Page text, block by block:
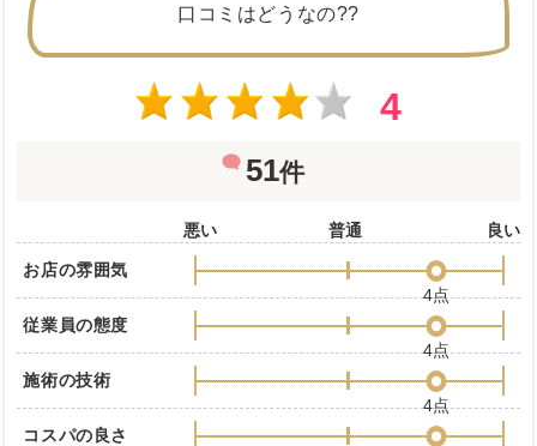
口コミはどうなの??
4
51件
悪い 普通 良い
お店の雰囲気
4点
従業員の態度
4点
施術の技術
4点
コスパの良さ